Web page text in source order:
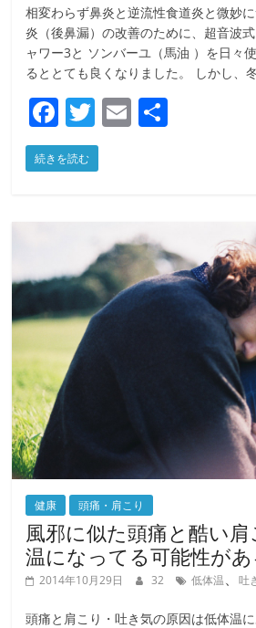
相変わらず鼻炎と逆流性食道炎と微妙
炎（後鼻漏）の改善のために、超音波
ャワー3と ソンバーユ（馬油 ）を日々
るととても良くなりました。 しかし、
F
a
c
o
k
T
w
itt
E
続きを読む
健康 頭痛・肩こり
風邪に似た頭痛と酷い
温になってる可能性があ
2014年10月29日 32 低体温、吐
頭痛と肩こり・吐き気の原因は低体温